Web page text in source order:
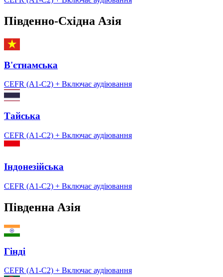
Південно-Східна Азія
В'єтнамська
CEFR (A1-C2) + Включає аудіювання
Тайська
CEFR (A1-C2) + Включає аудіювання
Індонезійська
CEFR (A1-C2) + Включає аудіювання
Південна Азія
Гінді
CEFR (A1-C2) + Включає аудіювання